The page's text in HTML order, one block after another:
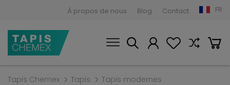
À propos de nous Blog Contact FR
Tapis Chemex Tapis Tapis modernes